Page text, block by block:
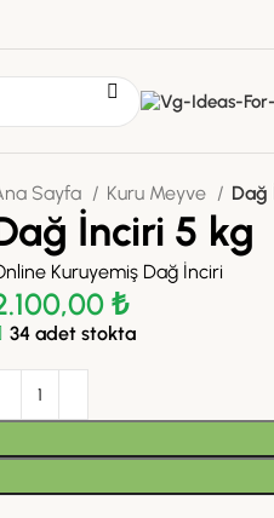
Sayfa Kuru Meyve Dağ
İnciri 5 kg
Kuruyemiş Dağ İnciri
₺
34 adet stokta